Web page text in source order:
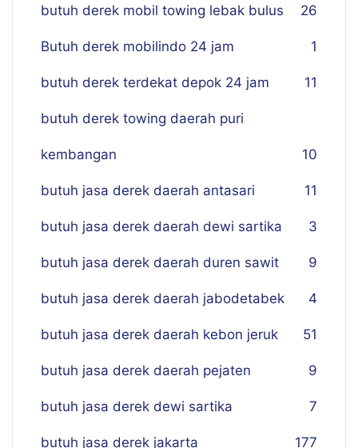
butuh derek mobil towing lebak bulus 26
Butuh derek mobilindo 24 jam 1
butuh derek terdekat depok 24 jam 11
butuh derek towing daerah puri
kembangan 10
butuh jasa derek daerah antasari 11
butuh jasa derek daerah dewi sartika 3
butuh jasa derek daerah duren sawit 9
butuh jasa derek daerah jabodetabek 4
butuh jasa derek daerah kebon jeruk 51
butuh jasa derek daerah pejaten 9
butuh jasa derek dewi sartika 7
butuh jasa derek jakarta 177